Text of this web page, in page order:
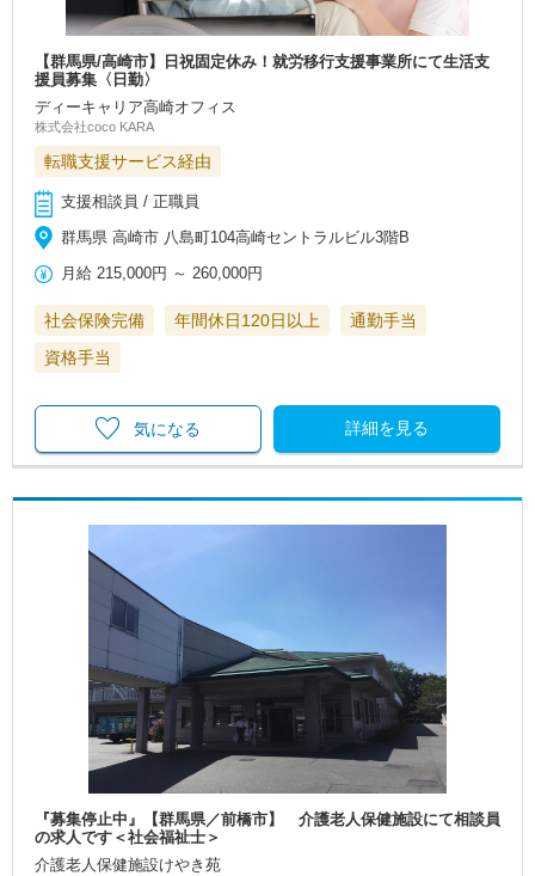
【群馬県/高崎市】日祝固定休み！就労移行支援事業所にて生活支
援員募集〈日勤〉
ディーキャリア高崎オフィス
株式会社coco KARA
転職支援サービス経由
支援相談員 / 正職員
群馬県 高崎市 八島町104高崎セントラルビル3階B
月給 215,000円 ～ 260,000円
社会保険完備 年間休日120日以上
通勤手当
資格手当
詳細を見る
気になる
『募集停止中』【群馬県／前橋市】 介護老人保健施設にて相談員
の求人です＜社会福祉士＞
介護老人保健施設けやき苑